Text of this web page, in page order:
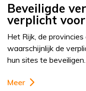
Beveiligde
verplicht
Het Rijk, de
waarschijnlijk de
hun sites te
Meer